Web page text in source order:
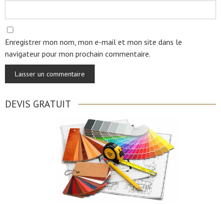
Enregistrer mon nom, mon e-mail et mon site dans le
navigateur pour mon prochain commentaire.
DEVIS GRATUIT